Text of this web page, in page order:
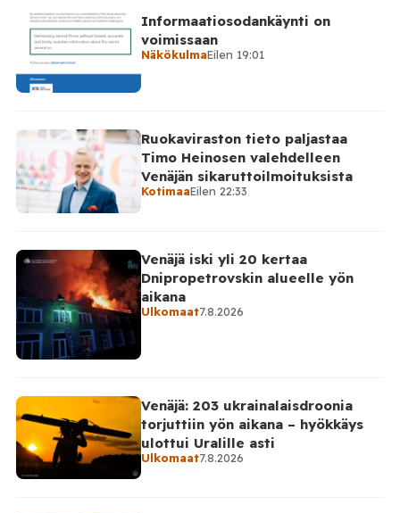
videollaan esiin ilmiön, jonka hän kertoo yleistyneen
sosiaalisessa mediassa: videot poliisin toiminnasta ja
erityisesti tilanteista, joissa poliisin voimankäyttöä
arvostellaan. Tilaa Posi TV […]
Informaatiosodankäynti on
voimissaan
NäkökulmaEilen 19:01
Ruokaviraston tieto paljastaa
Timo Heinosen valehdelleen
Venäjän sikaruttoilmoituksista
KotimaaEilen 22:33
Venäjä iski yli 20 kertaa
Dnipropetrovskin alueelle yön
aikana
Ulkomaat7.8.2026
Venäjä: 203 ukrainalaisdroonia
torjuttiin yön aikana – hyökkäys
ulottui Uralille asti
Ulkomaat7.8.2026